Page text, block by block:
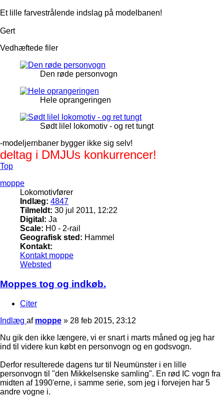
Et lille farvestrålende indslag på modelbanen!
Gert
Vedhæftede filer
Den røde personvogn
Hele oprangeringen
Sødt lilel lokomotiv - og ret tungt
-modeljernbaner bygger ikke sig selv!
deltag i DMJUs konkurrencer!
Top
moppe
Lokomotivfører
Indlæg: 4847
Tilmeldt: 30 jul 2011, 12:22
Digital: Ja
Scale: H0 - 2-rail
Geografisk sted: Hammel
Kontakt:
Kontakt moppe
Websted
Moppes tog og indkøb.
Citer
Indlæg af moppe » 28 feb 2015, 23:12
Nu gik den ikke længere, vi er snart i marts måned og jeg har
ind til videre kun købt en personvogn og en godsvogn.
Derfor resulterede dagens tur til Neumünster i en lille
personvogn til "den Mikkelsenske samling". En rød IC vogn fra
midten af 1990'erne, i samme serie, som jeg i forvejen har 5
andre vogne i.